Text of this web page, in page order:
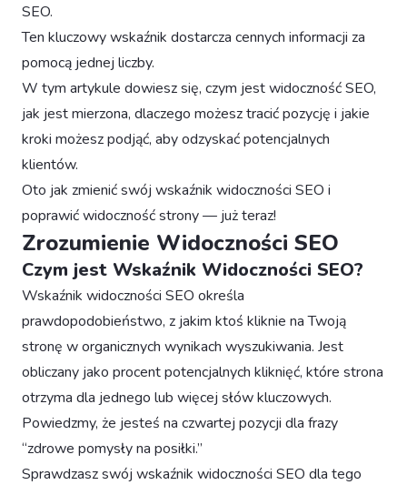
SEO.
Ten kluczowy wskaźnik dostarcza cennych informacji za
pomocą jednej liczby.
W tym artykule dowiesz się, czym jest widoczność SEO,
jak jest mierzona, dlaczego możesz tracić pozycję i jakie
kroki możesz podjąć, aby odzyskać potencjalnych
klientów.
Oto jak zmienić swój wskaźnik widoczności SEO i
poprawić widoczność strony — już teraz!
Zrozumienie Widoczności SEO
Czym jest Wskaźnik Widoczności SEO?
Wskaźnik widoczności SEO określa
prawdopodobieństwo, z jakim ktoś kliknie na Twoją
stronę w organicznych wynikach wyszukiwania. Jest
obliczany jako procent potencjalnych kliknięć, które strona
otrzyma dla jednego lub więcej słów kluczowych.
Powiedzmy, że jesteś na czwartej pozycji dla frazy
“zdrowe pomysły na posiłki.”
Sprawdzasz swój wskaźnik widoczności SEO dla tego